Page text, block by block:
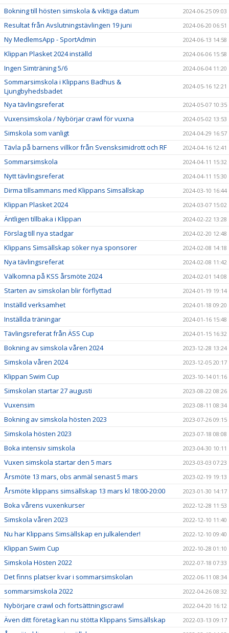
Bokning till hösten simskola & viktiga datum 2024-06-25 09:03
Resultat från Avslutningstävlingen 19 juni 2024-06-20 06:51
Ny MedlemsApp - SportAdmin 2024-06-13 14:58
Klippan Plasket 2024 inställd 2024-06-06 15:58
Ingen Simträning 5/6 2024-06-04 11:20
Sommarsimskola i Klippans Badhus &
Ljungbyhedsbadet
2024-05-16 12:21
Nya tävlingsreferat 2024-05-07 10:35
Vuxensimskola / Nybörjar crawl för vuxna 2024-05-02 13:53
Simskola som vanligt 2024-04-29 16:57
Tävla på barnens villkor från Svensksimidrott och RF 2024-04-16 12:41
Sommarsimskola 2024-04-11 15:32
Nytt tävlingsreferat 2024-04-11 15:30
Dirma tillsammans med Klippans Simsällskap 2024-03-10 16:44
Klippan Plasket 2024 2024-03-07 15:02
Äntligen tillbaka i Klippan 2024-02-22 13:28
Förslag till nya stadgar 2024-02-20 12:48
Klippans Simsällskap söker nya sponsorer 2024-02-08 14:18
Nya tävlingsreferat 2024-02-08 11:42
Välkomna på KSS årsmöte 2024 2024-02-01 14:08
Starten av simskolan blir förflyttad 2024-01-19 19:14
Inställd verksamhet 2024-01-18 09:20
Inställda träningar 2024-01-16 15:48
Tävlingsreferat från ÄSS Cup 2024-01-15 16:32
Bokning av simskola våren 2024 2023-12-28 13:24
Simskola våren 2024 2023-12-05 20:17
Klippan Swim Cup 2023-10-14 01:16
Simskolan startar 27 augusti 2023-08-22 08:26
Vuxensim 2023-08-11 08:34
Bokning av simskola hösten 2023 2023-07-26 09:15
Simskola hösten 2023 2023-07-18 08:08
Boka intensiv simskola 2023-04-30 10:11
Vuxen simskola startar den 5 mars 2023-03-03 07:23
Årsmöte 13 mars, obs anmäl senast 5 mars 2023-02-19 19:13
Årsmöte klippans simsällskap 13 mars kl 18:00-20:00 2023-01-30 14:17
Boka vårens vuxenkurser 2022-12-28 11:53
Simskola våren 2023 2022-12-10 11:40
Nu har Klippans Simsällskap en julkalender! 2022-12-10 09:40
Klippan Swim Cup 2022-10-28 01:10
Simskola Hösten 2022 2022-07-18 07:33
Det finns platser kvar i sommarsimskolan 2022-06-11 08:34
sommarsimskola 2022 2022-04-26 08:32
Nybörjare crawl och fortsättningscrawl 2022-04-20 16:12
Även ditt företag kan nu stötta Klippans Simsällskap 2022-03-13 09:17